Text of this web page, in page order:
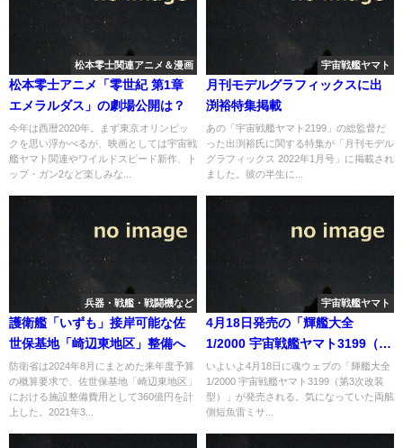
松本零士関連アニメ＆漫画
松本零士アニメ「零世紀 第1章
エメラルダス」の劇場公開は？
今年は西暦2020年。まず東京オリンピッ
クを思い浮かべるが、映画としては宇宙戦
艦ヤマト関連やワイルドスピード新作、ト
ップ・ガン2など楽しみな...
宇宙戦艦ヤマト
月刊モデルグラフィックスに出
渕裕特集掲載
あの「宇宙戦艦ヤマト2199」の総監督だ
った出渕裕氏に関する特集が「月刊モデル
グラフィックス 2022年1月号」に掲載され
ました。彼の半生に...
兵器・戦艦・戦闘機など
護衛艦「いずも」接岸可能な佐
世保基地「崎辺東地区」整備へ
防衛省は2024年8月にまとめた来年度予算
の概算要求で、佐世保基地「崎辺東地区」
における施設整備費用として360億円を計
上した。2021年3...
宇宙戦艦ヤマト
4月18日発売の「輝艦大全
1/2000 宇宙戦艦ヤマト3199（第
3次改装型）」の両弦側短魚雷ミ
サイル発射口のあれは・・・
いよいよ4月18日に魂ウェブの「輝艦大全
1/2000 宇宙戦艦ヤマト3199（第3次改装
型）」が発売される。気になっていた両舷
側短魚雷ミサ...